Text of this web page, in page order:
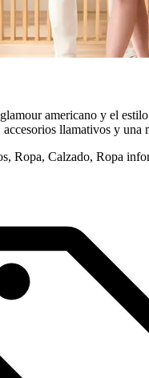
americano y el
llamativos y una
Ropa, Calzado, Ropa